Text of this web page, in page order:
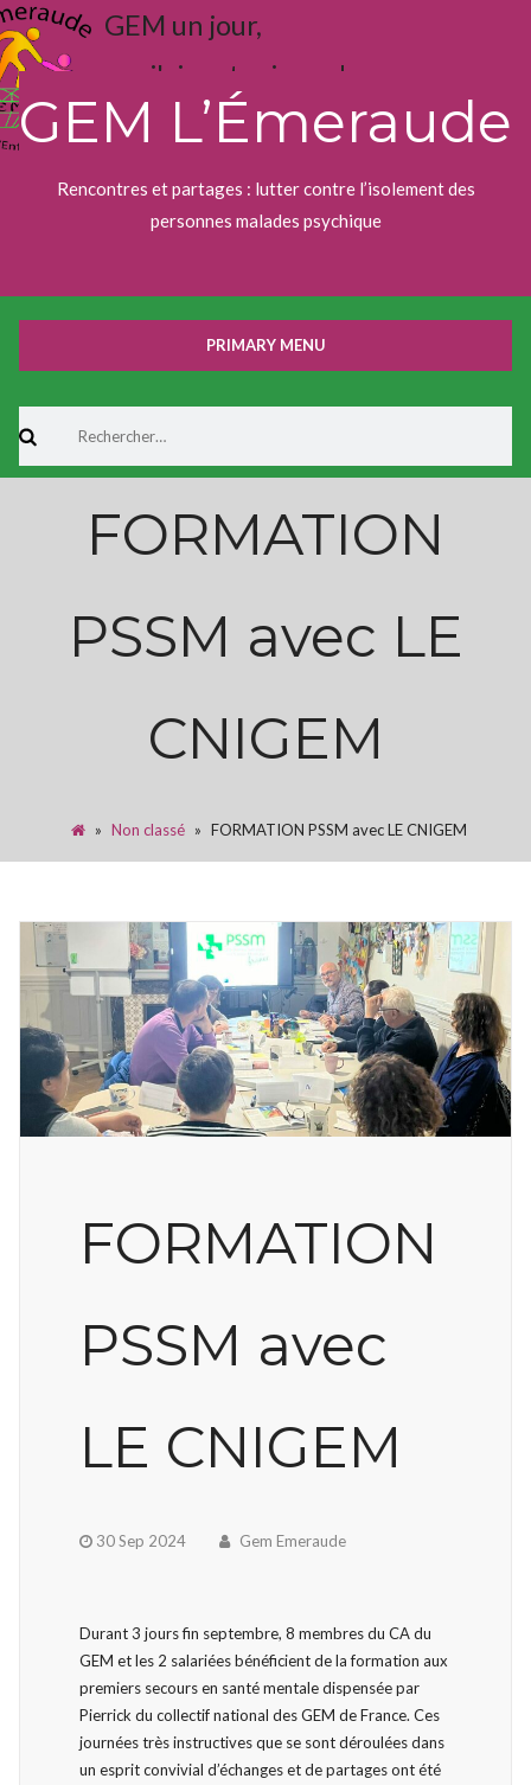
Skip
to
content
GEM L’Émeraude
Rencontres et partages : lutter contre l’isolement des
personnes malades psychique
GEM un jour,
j'aime toujours !
PRIMARY MENU
FORMATION
PSSM avec LE
CNIGEM
» Non classé » FORMATION PSSM avec LE CNIGEM
FORMATION
PSSM avec
LE CNIGEM
30 Sep 2024 Gem Emeraude
Durant 3 jours fin septembre, 8 membres du CA du
GEM et les 2 salariées bénéficient de la formation aux
premiers secours en santé mentale dispensée par
Pierrick du collectif national des GEM de France. Ces
journées très instructives que se sont déroulées dans
un esprit convivial d’échanges et de partages ont été